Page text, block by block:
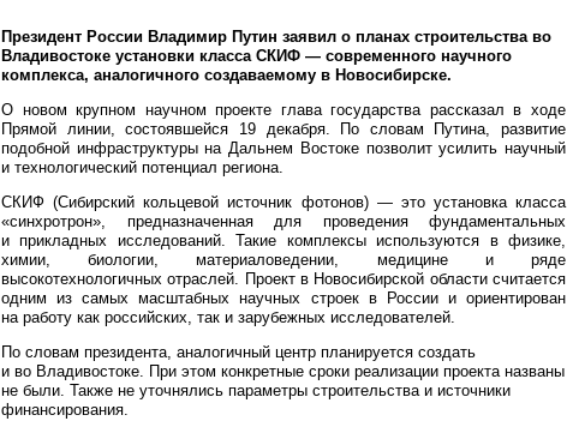
Президент России Владимир Путин заявил о планах строительства во
Владивостоке установки класса СКИФ — современного научного
комплекса, аналогичного создаваемому в Новосибирске.
О новом крупном научном проекте глава государства рассказал в ходе
Прямой линии, состоявшейся 19 декабря. По словам Путина, развитие
подобной инфраструктуры на Дальнем Востоке позволит усилить научный
и технологический потенциал региона.
СКИФ (Сибирский кольцевой источник фотонов) — это установка класса
«синхротрон», предназначенная для проведения фундаментальных
и прикладных исследований. Такие комплексы используются в физике,
химии, биологии, материаловедении, медицине и ряде
высокотехнологичных отраслей. Проект в Новосибирской области считается
одним из самых масштабных научных строек в России и ориентирован
на работу как российских, так и зарубежных исследователей.
По словам президента, аналогичный центр планируется создать
и во Владивостоке. При этом конкретные сроки реализации проекта названы
не были. Также не уточнялись параметры строительства и источники
финансирования.